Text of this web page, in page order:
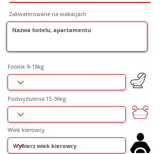
Zakwaterowane na wakacjach
Fotelik 9-18kg
Podwyższenia 15-36kg
Wiek kierowcy